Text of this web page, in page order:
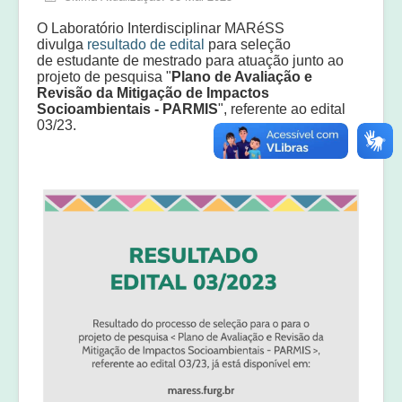
Laudos e pareceres
O Laboratório Interdisciplinar MARéSS
divulga resultado de edital para seleção
de estudante de mestrado para atuação junto ao
projeto de pesquisa " Plano de Avaliação e
Revisão da Mitigação de Impactos
Socioambientais - PARMIS", referente ao edital
03/23.